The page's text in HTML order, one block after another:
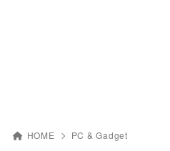
HOME PC & Gadget